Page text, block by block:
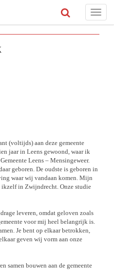
Toggle
(voltijds) aan deze gemeente
jaar in Leens gewoond, waar ik
Leens – Mensingeweer.
geboren. De oudste is geboren in
waar wij vandaan komen. Mijn
in Zwijndrecht. Onze studie
leveren, omdat geloven zoals
voor mij heel belangrijk is.
Je bent op elkaar betrokken,
geven wij vorm aan onze
samen bouwen aan de gemeente